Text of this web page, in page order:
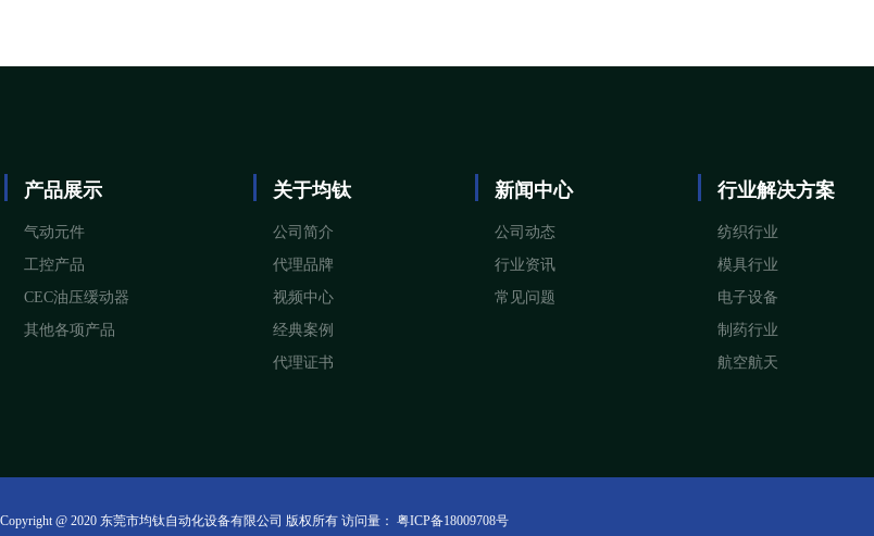
产品展示
气动元件
工控产品
CEC油压缓动器
其他各项产品
关于均钛
公司简介
代理品牌
视频中心
经典案例
代理证书
新闻中心
公司动态
行业资讯
常见问题
行业解决方案
纺织行业
模具行业
电子设备
制药行业
航空航天
Copyright @ 2020 东莞市均钛自动化设备有限公司 版权所有 访问量： 粤ICP备18009708号